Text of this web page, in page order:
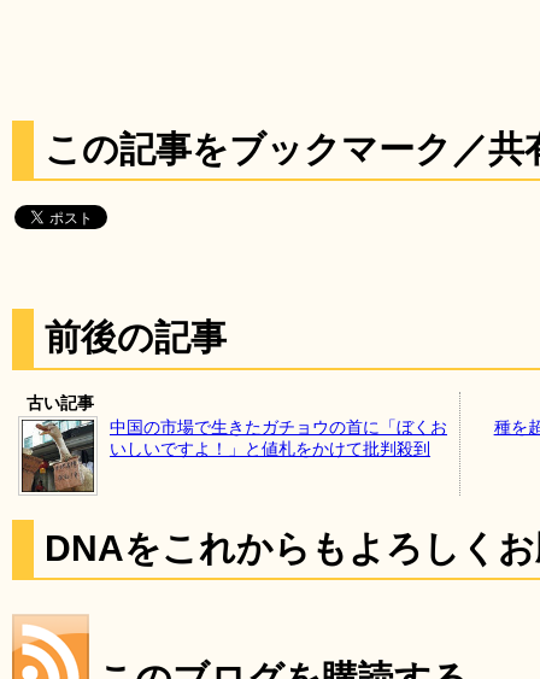
この記事をブックマーク／共
前後の記事
古い記事
中国の市場で生きたガチョウの首に「ぼくお
いしいですよ！」と値札をかけて批判殺到
種を
DNAをこれからもよろしく